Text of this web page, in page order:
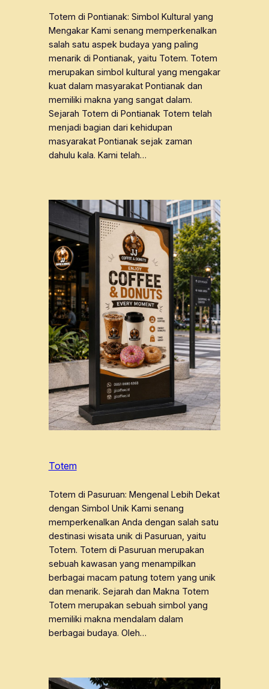
Totem di Pontianak: Simbol Kultural yang
Mengakar Kami senang memperkenalkan
salah satu aspek budaya yang paling
menarik di Pontianak, yaitu Totem. Totem
merupakan simbol kultural yang mengakar
kuat dalam masyarakat Pontianak dan
memiliki makna yang sangat dalam.
Sejarah Totem di Pontianak Totem telah
menjadi bagian dari kehidupan
masyarakat Pontianak sejak zaman
dahulu kala. Kami telah…
Totem
Totem di Pasuruan: Mengenal Lebih Dekat
dengan Simbol Unik Kami senang
memperkenalkan Anda dengan salah satu
destinasi wisata unik di Pasuruan, yaitu
Totem. Totem di Pasuruan merupakan
sebuah kawasan yang menampilkan
berbagai macam patung totem yang unik
dan menarik. Sejarah dan Makna Totem
Totem merupakan sebuah simbol yang
memiliki makna mendalam dalam
berbagai budaya. Oleh…